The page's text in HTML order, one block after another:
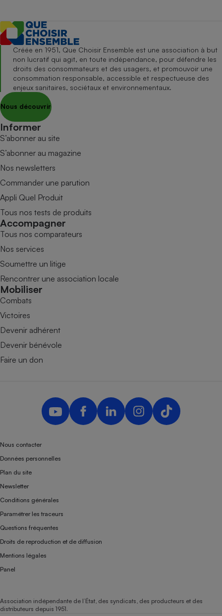
Créée en 1951, Que Choisir Ensemble est une association à but
non lucratif qui agit, en toute indépendance, pour défendre les
droits des consommateurs et des usagers, et promouvoir une
consommation responsable, accessible et respectueuse des
enjeux sanitaires, sociétaux et environnementaux.
Nous découvrir
Informer
S’abonner au site
S’abonner au magazine
Nos newsletters
Commander une parution
Appli Quel Produit
Tous nos tests de produits
Accompagner
Tous nos comparateurs
Nos services
Soumettre un litige
Rencontrer une association locale
Mobiliser
Combats
Victoires
Devenir adhérent
Devenir bénévole
Faire un don
Nous contacter
Données personnelles
Plan du site
Newsletter
Conditions générales
Paramétrer les traceurs
Questions fréquentes
Droits de reproduction et de diffusion
Mentions légales
Panel
Association indépendante de l’État, des syndicats, des producteurs et des
distributeurs depuis 1951.